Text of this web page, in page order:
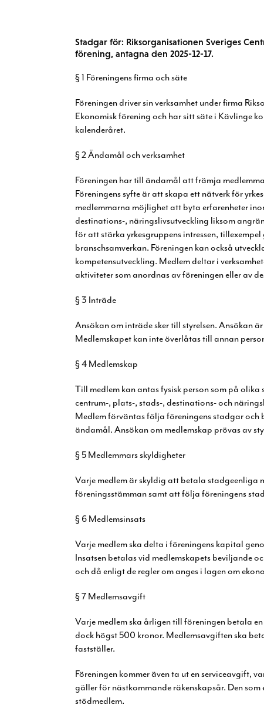
Stadgar för: Riksorganisationen Sveriges
förening, antagna den 2025-12-17.
§ 1 Föreningens firma och säte
Föreningen driver sin verksamhet under firma
Ekonomisk förening och har sitt säte i Kävlinge
kalenderåret.
§ 2 Ändamål och verksamhet
Föreningen har till ändamål att främja
Föreningens syfte är att skapa ett nätverk för
medlemmarna möjlighet att byta erfarenheter
destinations-, näringslivsutveckling liksom
för att stärkayrkesgruppens intressen,
branschsamverkan. Föreningen kan också
kompetensutveckling. Medlem deltar i
aktiviteter som anordnas av föreningen eller av
§ 3 Inträde
Ansökan om inträde sker till styrelsen. Ansökan
Medlemskapet kan inte överlåtas till annan
§ 4 Medlemskap
Till medlem kan antas fysisk person som på
centrum-, plats-, stads-, destinations- och
Medlem förväntas följa föreningens stadgar och
ändamål. Ansökan om medlemskap prövas av
§ 5 Medlemmars skyldigheter
Varje medlem är skyldig att betala stadgeenliga
föreningsstämman samt att följa föreningens
§ 6 Medlemsinsats
Varje medlem ska delta i föreningens kapital
Insatsen betalas vid medlemskapets beviljande
och då enligt de regler om anges i lagen om
§ 7 Medlemsavgift
Varje medlem ska årligen till föreningen betala
dock högst 500 kronor. Medlemsavgiften ska
fastställer.
Föreningen kommer även ta ut en serviceavgift,
gäller för nästkommande räkenskapsår. Den
stödmedlem.